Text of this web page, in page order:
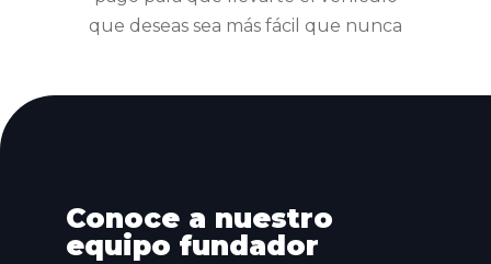
que deseas sea más fácil que nunca
Conoce a nuestro
equipo fundador